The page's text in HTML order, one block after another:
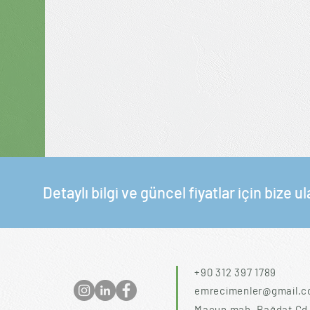
Detaylı bilgi ve güncel fiyatlar için bize
+90 312 397 1789